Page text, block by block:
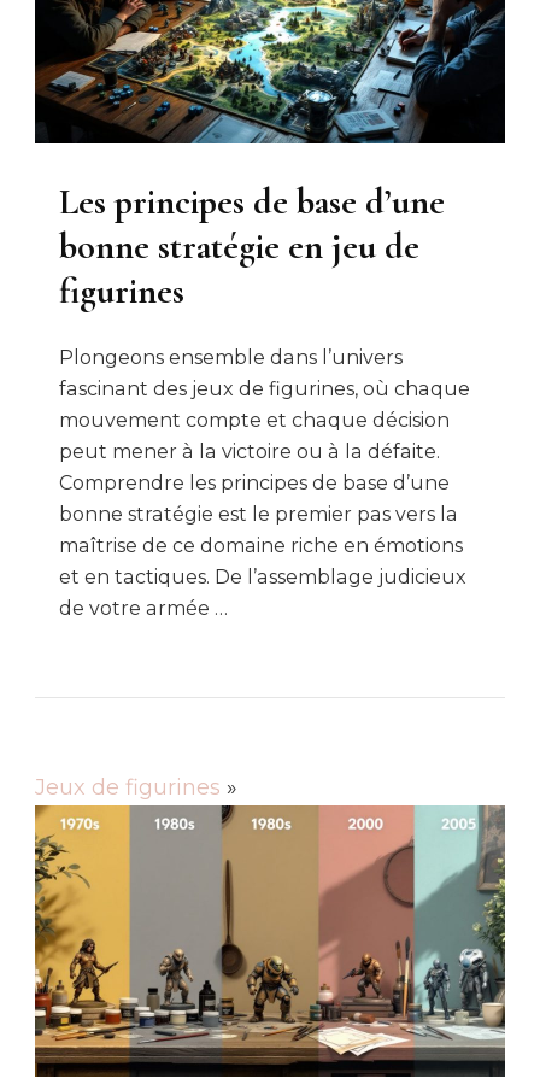
Les principes de base d’une
bonne stratégie en jeu de
figurines
Plongeons ensemble dans l’univers
fascinant des jeux de figurines, où chaque
mouvement compte et chaque décision
peut mener à la victoire ou à la défaite.
Comprendre les principes de base d’une
bonne stratégie est le premier pas vers la
maîtrise de ce domaine riche en émotions
et en tactiques. De l’assemblage judicieux
de votre armée …
Jeux de figurines »